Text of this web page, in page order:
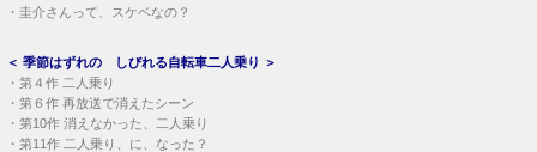
・ 圭介さんって、スケベなの？
＜ 季節はずれの しびれる自転車二人乗り ＞
・ 第４作 二人乗り
・ 第６作 再放送で消えたシーン
・ 第10作 消えなかった、二人乗り
・ 第11作 二人乗り、に、なった？